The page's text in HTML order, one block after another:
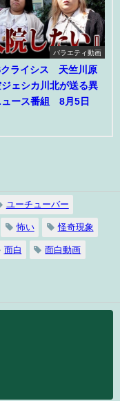
バラエティ動画
クライシス 天竺川原
ジェシカ川北が送る異
ュース番組 8月5日
ユーチューバー
怖い 怪奇現象
面白 面白動画